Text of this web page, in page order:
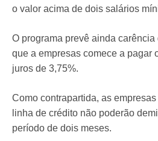
o valor acima de dois salários
O programa prevê ainda
que a empresas comece a pagar
juros de 3,75%.
Como contrapartida, as
linha de crédito não poderão
período de dois meses.